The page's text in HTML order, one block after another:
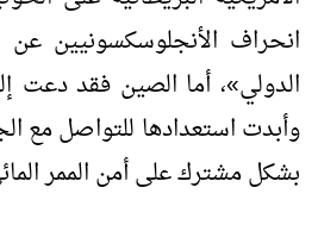
انحراف الأنجلوسكسونيين
الدولي»، أما الصين فقد دعت
وأبدت استعدادها للتواصل مع
بشكل مشترك على أمن الممر